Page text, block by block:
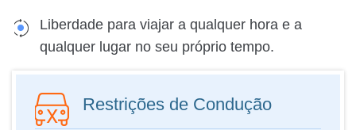
Liberdade para viajar a qualquer hora e a
qualquer lugar no seu próprio tempo.
Restrições de Condução